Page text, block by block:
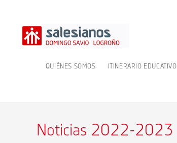
contenido
QUIÉNES SOMOS ITINERARIO EDUCATIVO
Noticias 2022-2023